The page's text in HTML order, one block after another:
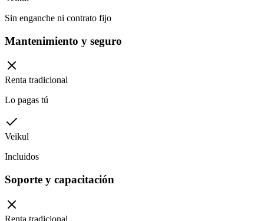
Sin enganche ni contrato fijo
Mantenimiento y seguro
Renta tradicional
Lo pagas tú
Veikul
Incluidos
Soporte y capacitación
Renta tradicional